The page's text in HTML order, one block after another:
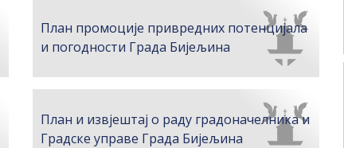
План промоције привредних потенцијала
и погодности Града Бијељина
План и извјештај о раду градоначелника и
Градске управе Града Бијељина